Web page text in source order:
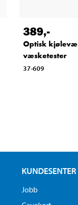
389,-
Optisk
væsketester
37-609
KUNDESENTER
Jobb